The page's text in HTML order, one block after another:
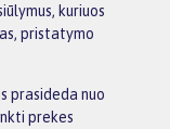
kuriuos
pristatymo
prasideda nuo
prekes